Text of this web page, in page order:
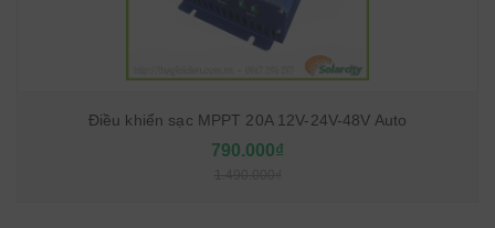
Điều khiển sạc MPPT 20A 12V-24V-48V Auto
790.000₫